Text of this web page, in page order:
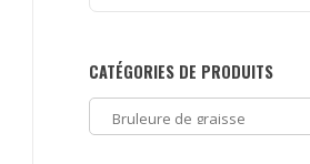
CATÉGORIES DE PRODUITS